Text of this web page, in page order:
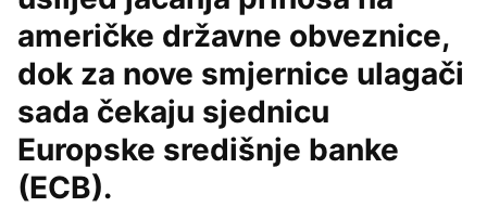
američke državne obveznice,
dok za nove smjernice ulagači
sada čekaju sjednicu
Europske središnje banke
(ECB).